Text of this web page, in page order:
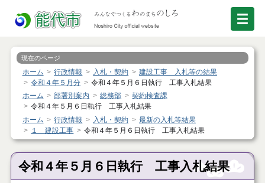
現在のページ
ホーム 行政情報 入札・契約
建設工事 入札等の結果
令和４年５月分
令和４年５月６日執行 工事入札結果
ホーム
部署別案内 総務部
契約検査課
令和４年５月６日執行 工事入札結果
ホーム
行政情報 入札・契約
最新の入札等結果
１ 建設工事
令和４年５月６日執行 工事入札結果
令和４年５月６日執行 工事入札結果